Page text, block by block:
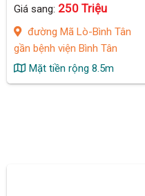
Giá sang: 250 Triệu
đường Mã Lò-Bình Tân
gần bệnh viện Bình Tân
Mặt tiền rộng 8.5m